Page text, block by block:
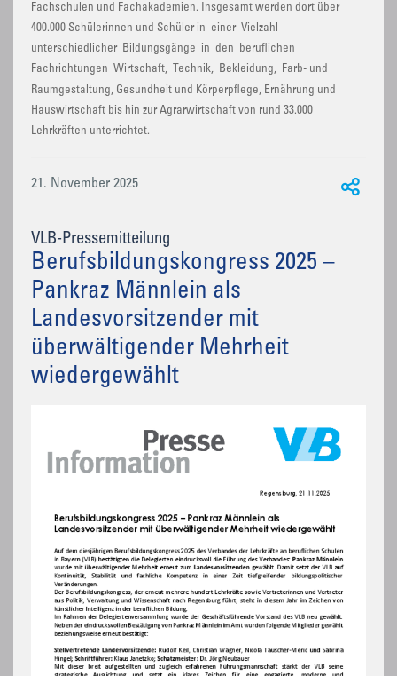
Fachschulen und Fachakademien. Insgesamt werden dort über
400.000 Schülerinnen und Schüler in einer Vielzahl
unterschiedlicher Bildungsgänge in den beruflichen
Fachrichtungen Wirtschaft, Technik, Bekleidung, Farb- und
Raumgestaltung, Gesundheit und Körperpflege, Ernährung und
Hauswirtschaft bis hin zur Agrarwirtschaft von rund 33.000
Lehrkräften unterrichtet.
21. November 2025
VLB-Pressemitteilung
Berufsbildungskongress 2025 –
Pankraz Männlein als
Landesvorsitzender mit
überwältigender Mehrheit
wiedergewählt